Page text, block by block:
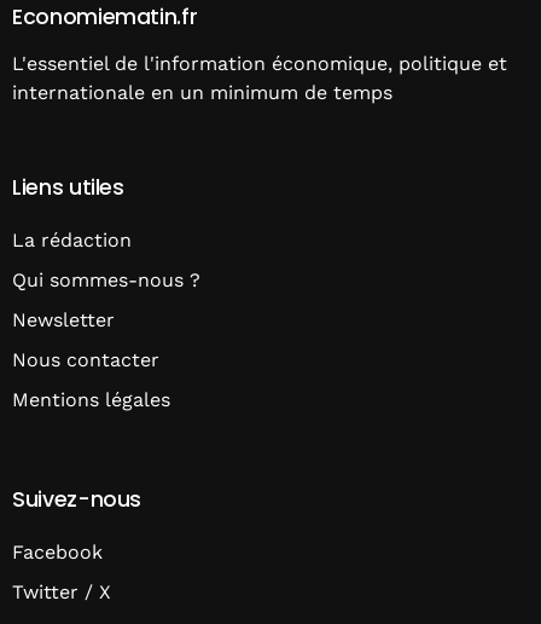
Economiematin.fr
L'essentiel de l'information économique, politique et
internationale en un minimum de temps
Liens utiles
La rédaction
Qui sommes-nous ?
Newsletter
Nous contacter
Mentions légales
Suivez-nous
Facebook
Twitter / X